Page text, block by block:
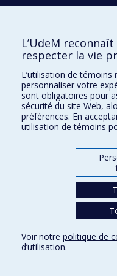
Faculté des
monde
Discours politiques en
Politique linguistique
;
traduction; Espagne;
Canada; Période
nos jours
Faculté de
médecine
École de
gestion,
Évaluation de la
Organisation des
L’UdeM
respecter la vie
L’utilisation de témoins
personnaliser votre
sont obligatoires pour
sécurité du site Web,
préférences. En
utilisation de témoins
Voir notre politique de
d’utilisation.